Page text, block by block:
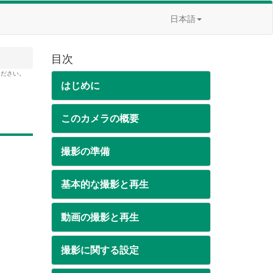
日本語
さい。
目次
はじめに
このカメラの概要
撮影の準備
基本的な撮影と再生
動画の撮影と再生
撮影に関する設定